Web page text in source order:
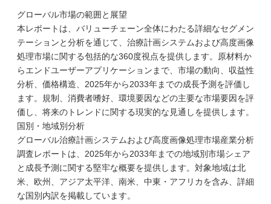
グローバル市場の範囲と展望
本レポートは、バリューチェーン全体にわたる詳細なセグメン
テーションと分析を通じて、治療計画システムおよび高度画像
処理市場に関する包括的な360度視点を提供します。原材料か
らエンドユーザーアプリケーションまで、市場の動向、収益性
分析、価格構造、2025年から2033年までの成長予測を評価し
ます。規制、消費者嗜好、環境要因などの主要な市場要因を評
価し、将来のトレンドに関する現実的な見通しを提供します。
国別・地域別分析
グローバル治療計画システムおよび高度画像処理市場産業分析
調査レポートは、2025年から2033年までの地域別市場シェア
と成長予測に関する堅牢な概要を提供します。対象地域は北
米、欧州、アジア太平洋、南米、中東・アフリカを含み、詳細
な国別内訳を掲載しています。